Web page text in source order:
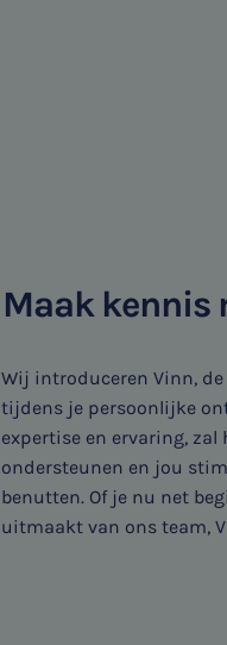
Maak kennis
Wij introduceren Vinn,
tijdens je persoonlijke
expertise en ervaring,
ondersteunen en jou
benutten. Of je nu net
uitmaakt van ons team,